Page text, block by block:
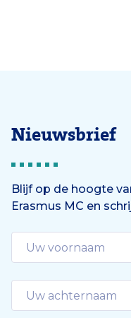
Nieuwsbrief
Blijf op de hoogte
Erasmus MC en